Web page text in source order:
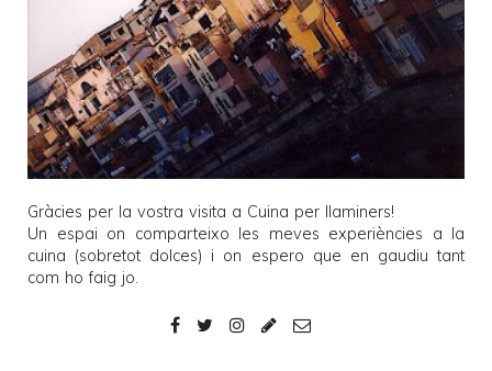
Gràcies per la vostra visita a Cuina per llaminers!
Un espai on comparteixo les meves experiències a la
cuina (sobretot dolces) i on espero que en gaudiu tant
com ho faig jo.